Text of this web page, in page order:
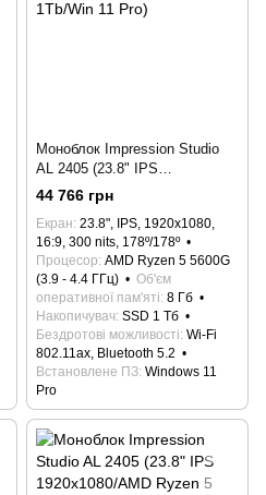
Моноблок Impression Studio
AL 2405 (23.8" IPS
1920x1080/AMD Ryzen 5
5600G/A300/8 Gb/SSD
1Tb/Win 11 Pro)
44 766 грн
Екран 23.8", IPS, 1920x1080,
16:9, 300 nits, 178º/178º
Процесор AMD Ryzen 5 5600G
(3.9 - 4.4 ГГц)
Об'єм
оперативної пам'яті 8 Гб
Накопичувач SSD 1 Тб
Бездротові можливості Wi-Fi
802.11ax, Bluetooth 5.2
Встановлене ПЗ Windows 11
Pro